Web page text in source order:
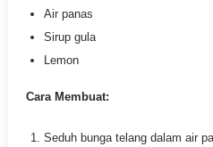
Air panas
Sirup gula
Lemon
Cara Membuat:
Seduh bunga telang dalam air